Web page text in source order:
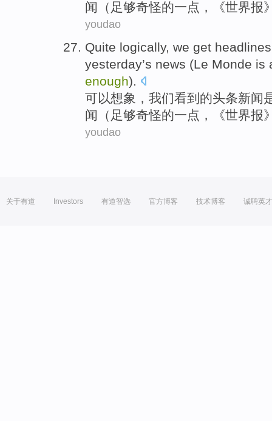
闻 （ 足够奇怪的一点，《世界报
youdao
Quite logically, we get headlines
yesterday’s news (Le Monde is
enough).
可以想象 ， 我们看到 的头条新闻
闻 （ 足够奇怪的一点，《世界报
youdao
关于有道 Investors 有道智选 官方博客 技术博客 诚聘英才